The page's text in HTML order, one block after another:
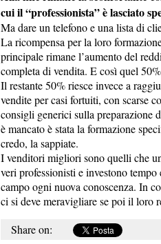
cui il “professionista” è lasciato
Ma dare un telefono e una lista di
La ricompensa per la loro
principale rimane l’aumento del
completa di vendita. E così quel
Il restante 50% riesce invece a
vendite per casi fortuiti, con scarse
consigli generici sulla preparazione
è mancato è stata la formazione
credo, la sappiate.
I venditori migliori sono quelli che
veri professionisti e investono
campo ogni nuova conoscenza. In
ci si deve meravigliare se poi il loro
Share on: